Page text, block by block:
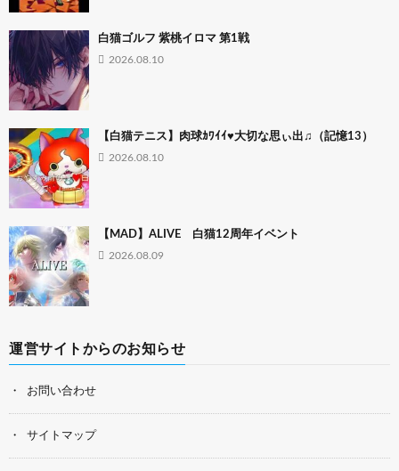
白猫ゴルフ 紫桃イロマ 第1戦
2026.08.10
【白猫テニス】肉球ｶﾜｲｲ♥大切な思ぃ出♫（記憶13）
2026.08.10
【MAD】ALIVE 白猫12周年イベント
2026.08.09
運営サイトからのお知らせ
お問い合わせ
サイトマップ